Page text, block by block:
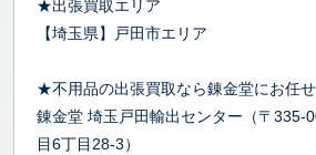
★出張買取エリア
【埼玉県】戸田市エリア
★不用品の出張買取なら錬金堂にお任せ
錬金堂 埼玉戸田輸出センター（〒335-
目6丁目28-3）